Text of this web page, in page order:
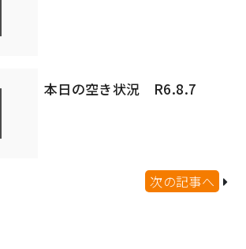
本日の空き状況 R6.8.7
次の記事へ